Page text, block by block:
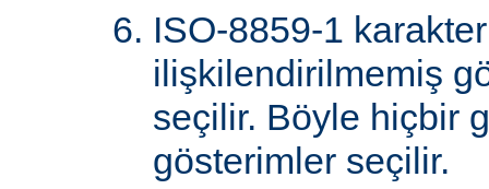
ISO-8859-1
ilişkilendirilmemiş
seçilir. Böyle hiçbir
gösterimler seçilir.